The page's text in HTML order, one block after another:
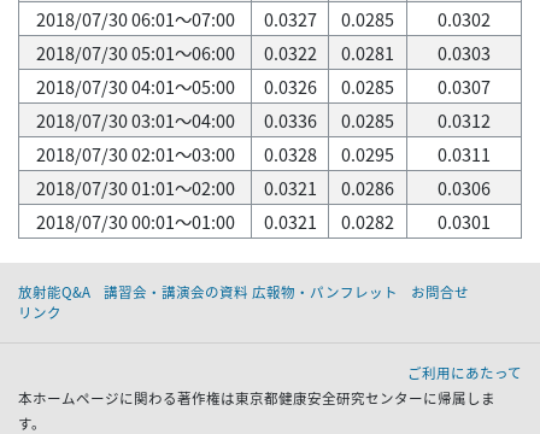
2018/07/30 06:01～07:00
0.0327 0.0285
0.0302
2018/07/30 05:01～06:00
0.0322 0.0281
0.0303
2018/07/30 04:01～05:00
0.0326 0.0285
0.0307
2018/07/30 03:01～04:00
0.0336 0.0285
0.0312
2018/07/30 02:01～03:00
0.0328 0.0295
0.0311
2018/07/30 01:01～02:00
0.0321 0.0286
0.0306
2018/07/30 00:01～01:00
0.0321 0.0282 0.0301
放射能Q&A 講習会・講演会の資料 広報物・パンフレット
お問合せ
リンク
ご利用にあたって
本ホームページに関わる著作権は東京都健康安全研究センターに帰属しま
す。